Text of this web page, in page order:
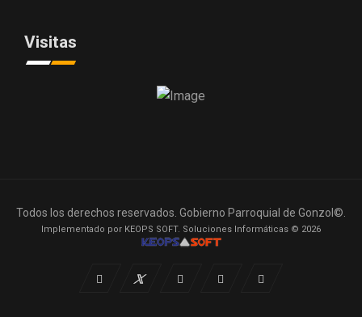
Visitas
Todos los derechos reservados. Gobierno Parroquial de Gonzol©.
Implementado por KEOPS SOFT. Soluciones Informáticas © 2026